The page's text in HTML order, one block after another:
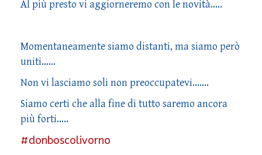
Al più presto vi aggiorneremo con le novità.....
Momentaneamente siamo distanti, ma siamo però
uniti......
Non vi lasciamo soli non preoccupatevi.......
Siamo certi che alla fine di tutto saremo ancora
più forti.....
#donboscolivorno